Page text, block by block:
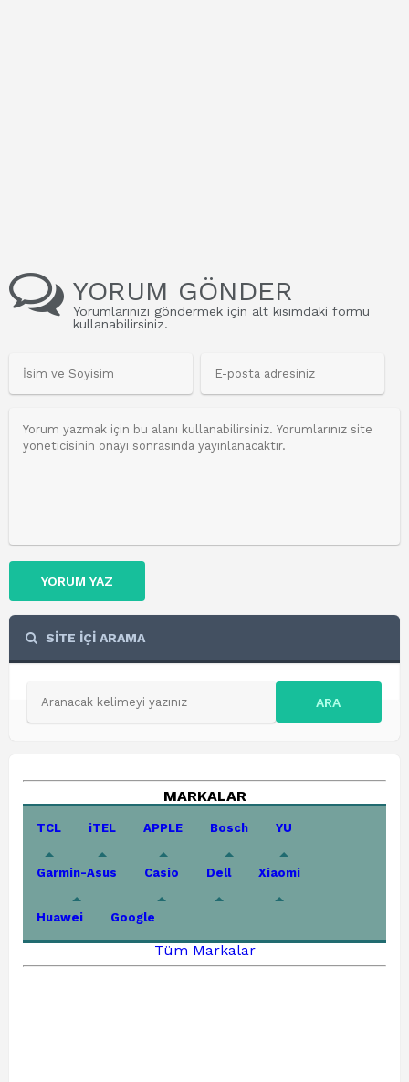
YORUM GÖNDER
Yorumlarınızı göndermek için alt kısımdaki formu
kullanabilirsiniz.
YORUM YAZ
SİTE İÇİ ARAMA
ARA
MARKALAR
TCL iTEL APPLE Bosch YU
Garmin-Asus Casio Dell Xiaomi
Huawei Google
Tüm Markalar